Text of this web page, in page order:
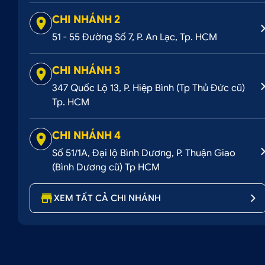
2. Một số hình ảnh thực tế bọc da tapi
Bọc tapi cửa ô tô
Bọc da tapi màu sắc hài
Bọc da tapi
3. Địa chỉ bọc da tapi ô tô uy tín,
CHI NHÁNH 2
51 - 55 Đường Số 7, P. An Lạc, Tp. HCM
CHI NHÁNH 3
347 Quốc Lộ 13, P. Hiệp Bình (Tp Thủ Đức cũ)
Tp. HCM
CHI NHÁNH 4
Số 51/1A, Đại lộ Bình Dương, P. Thuận Giao
(Bình Dương cũ) Tp HCM
XEM TẤT CẢ CHI NHÁNH